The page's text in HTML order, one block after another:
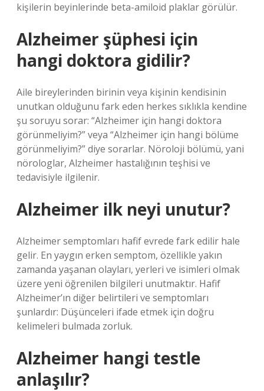
kişilerin beyinlerinde beta-amiloid plaklar görülür.
Alzheimer şüphesi için
hangi doktora gidilir?
Aile bireylerinden birinin veya kişinin kendisinin
unutkan olduğunu fark eden herkes sıklıkla kendine
şu soruyu sorar: “Alzheimer için hangi doktora
görünmeliyim?” veya “Alzheimer için hangi bölüme
görünmeliyim?” diye sorarlar. Nöroloji bölümü, yani
nörologlar, Alzheimer hastalığının teşhisi ve
tedavisiyle ilgilenir.
Alzheimer ilk neyi unutur?
Alzheimer semptomları hafif evrede fark edilir hale
gelir. En yaygın erken semptom, özellikle yakın
zamanda yaşanan olayları, yerleri ve isimleri olmak
üzere yeni öğrenilen bilgileri unutmaktır. Hafif
Alzheimer’ın diğer belirtileri ve semptomları
şunlardır: Düşünceleri ifade etmek için doğru
kelimeleri bulmada zorluk.
Alzheimer hangi testle
anlaşılır?